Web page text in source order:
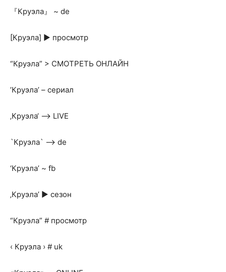
『Круэла』 ~ de
[Круэла] ► просмотр
“Круэла” > СМОТРЕТЬ ОНЛАЙН
’Круэла’ – сериал
‚Круэла‘ —> LIVE
`Круэла` —> de
‘Круэла’ ~ fb
‚Круэла’ ► сезон
“Круэла” # просмотр
‹ Круэла › # uk